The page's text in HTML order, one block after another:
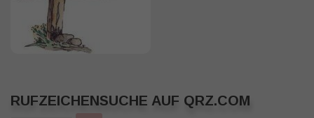
RUFZEICHENSUCHE AUF QRZ.COM